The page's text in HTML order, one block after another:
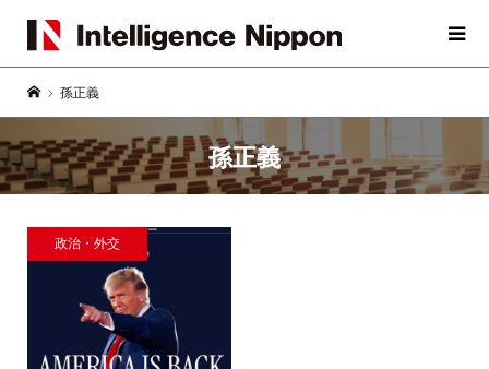
孫正義
孫正義
政治・外交